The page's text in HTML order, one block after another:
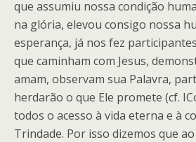
que assumiu nossa condição
na glória, elevou consigo nossa
esperança, já nos fez
que caminham com Jesus,
amam, observam sua Palavra,
herdarão o que Ele promete (cf.
todos o acesso à vida eterna e à
Trindade. Por isso dizemos que